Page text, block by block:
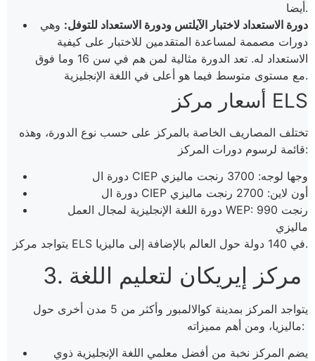
أيضا.
دورة الاستعداد لاختبار الآيلتس ودورة الاستعداد للتوفل: وهي
دورات مصممة لمساعدة المتقدمين للاختبار على كيفية
الاستعداد له. تعد الدورة مثالية لمن هم في سن 16 وما فوق
مع مستوى متوسط فيما هو أعلى في اللغة الإنجليزية.
أسعار مركز ELS
تختلف المصاريف الخاصة بالمركز على حسب نوع الدورة، وهذه
قائمة لرسوم دورات المركز:
دورة ال CIEP وجها لوجه: 3700 رنجت ماليزي
دورة ال CIEP أون لاين: 2700 رنجت ماليزي
دورة اللغة الإنجليزية لمجال العمل WEP: 990 رنجت
ماليزي
يتواجد مركز ELS في 140 دولة حول العالم بالإضافة إلى ماليزيا.
يتواجد المركز بمدينة كوالالمبور وأكثر من 5 مدن أخرى حول
ماليزيا، ومن أهم مميزاته:
يضم المركز نخبة من أفضل معلمي اللغة الإنجليزية ذوي